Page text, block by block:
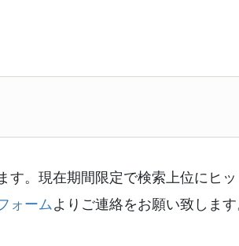
。現在期間限定で検索上位にヒッ
ォーム よりご連絡をお願い致します